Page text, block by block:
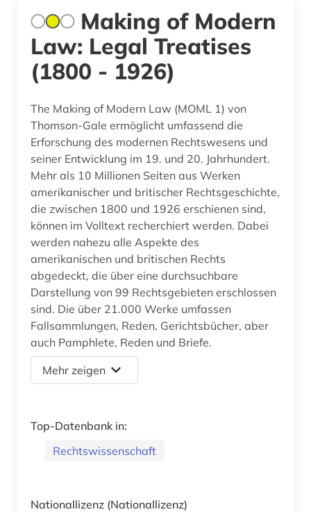
Making of Modern
Law: Legal Treatises
(1800 - 1926)
The Making of Modern Law (MOML 1) von
Thomson-Gale ermöglicht umfassend die
Erforschung des modernen Rechtswesens und
seiner Entwicklung im 19. und 20. Jahrhundert.
Mehr als 10 Millionen Seiten aus Werken
amerikanischer und britischer Rechtsgeschichte,
die zwischen 1800 und 1926 erschienen sind,
können im Volltext recherchiert werden. Dabei
werden nahezu alle Aspekte des
amerikanischen und britischen Rechts
abgedeckt, die über eine durchsuchbare
Darstellung von 99 Rechtsgebieten erschlossen
sind. Die über 21.000 Werke umfassen
Fallsammlungen, Reden, Gerichtsbücher, aber
auch Pamphlete, Reden und Briefe.
Mehr zeigen
Top-Datenbank in:
Rechtswissenschaft
Nationallizenz (Nationallizenz)